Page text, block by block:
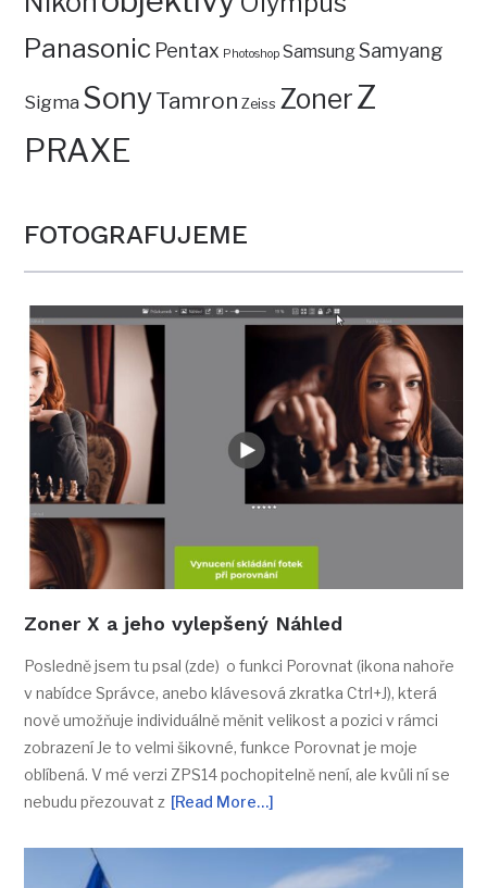
Panasonic Pentax Photoshop SamsungSamyang
Sigma SonyTamron Zeiss ZonerZ
PRAXE
FOTOGRAFUJEME
Zoner X a jeho vylepšený Náhled
Posledně jsem tu psal (zde) o funkci Porovnat (ikona nahoře
v nabídce Správce, anebo klávesová zkratka Ctrl+J), která
nově umožňuje individuálně měnit velikost a pozici v rámci
zobrazení Je to velmi šikovné, funkce Porovnat je moje
oblíbená. V mé verzi ZPS14 pochopitelně není, ale kvůli ní se
nebudu přezouvat z [Read More…]